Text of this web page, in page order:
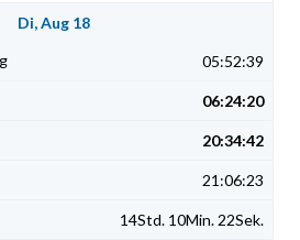
Di, Aug 18
05:52:39
06:24:20
20:34:42
21:06:23
14Std. 10Min. 22Sek.